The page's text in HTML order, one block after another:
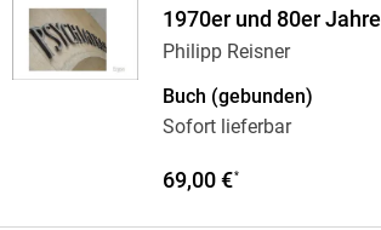
1970er und 80er Jahre
Philipp Reisner
Buch (gebunden)
Sofort lieferbar
69,00 €*